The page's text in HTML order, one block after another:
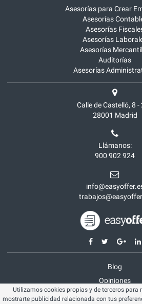
Asesorías para Crear
Asesorías
Asesorías
Asesorías
Asesorías
Auditorías
Asesorías
Calle de Castelló, 8 -
28001 Madrid
Llámanos:
900 902 924
Blog
Opiniones
Aviso legal
Utilizamos cookies propias y de terceros para
mostrarte publicidad relacionada con tus